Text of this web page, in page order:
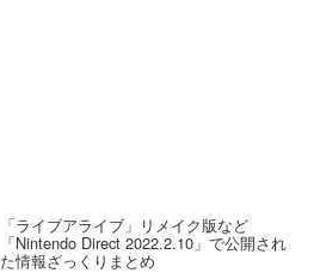
「ライブアライブ」リメイク版など
「Nintendo Direct 2022.2.10」で公開され
た情報ざっくりまとめ